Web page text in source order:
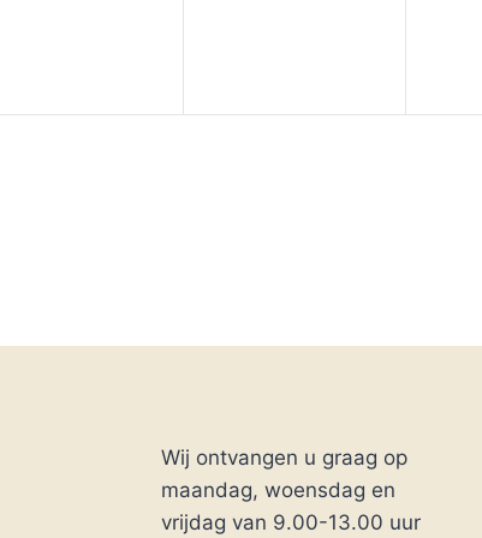
Wij ontvangen u graag op
maandag, woensdag en
vrijdag van 9.00-13.00 uur